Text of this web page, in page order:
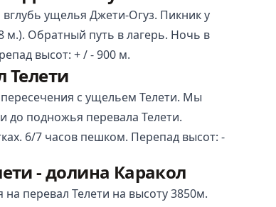
ущелья Джети-Огуз. Пикник у
м.). Обратный путь в лагерь. Ночь в
высот: + / - 900 м.
Телети
с ущельем Телети. Мы
до подножья перевала Телети.
6/7 часов пешком. Перепад высот: -
- долина Каракол
перевал Телети на высоту 3850м.